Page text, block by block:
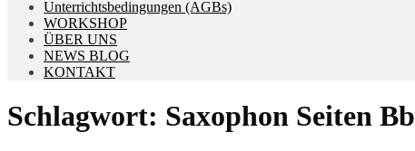
Unterrichtsbedingungen (AGBs)
WORKSHOP
ÜBER UNS
NEWS BLOG
KONTAKT
Schlagwort: Saxophon Seiten Bb